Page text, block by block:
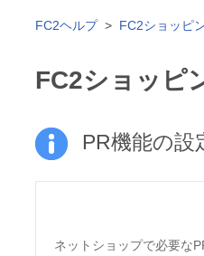
FC2ヘルプ FC2ショッピ
FC2ショッピ
PR機能の設
ネットショップで必要な